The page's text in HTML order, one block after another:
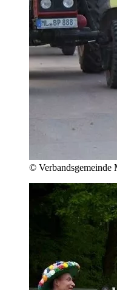
© Verbandsgemeinde